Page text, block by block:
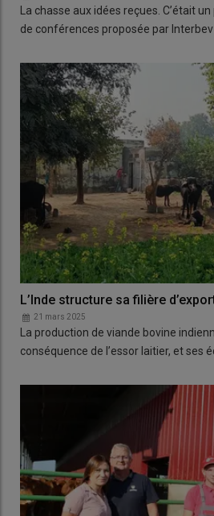
La chasse aux idées reçues. C’était
de conférences proposée par Interbev
L’Inde structure sa filière
21 mars 2025
La production de viande bovine
conséquence de l’essor laitier, et ses